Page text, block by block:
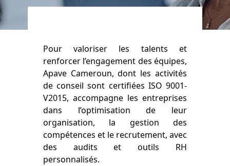
Pour valoriser les talents et
renforcer l’engagement des équipes,
Apave Cameroun, dont les activités
de conseil sont certifiées ISO 9001-
V2015, accompagne les entreprises
dans l’optimisation de leur
organisation, la gestion des
compétences et le recrutement, avec
des audits et outils RH
personnalisés.